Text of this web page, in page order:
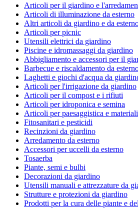
Articoli per il giardino e
Articoli di illuminazione da esterno
Altri articoli da giardino e da
Articoli per picnic
Utensili elettrici da giardino
Piscine e idromassaggi da giardino
Abbigliamento e accessori per il
Barbecue e riscaldamento da
Laghetti e giochi d'acqua da
Articoli per l'irrigazione da giardino
Articoli per il compost e i rifiuti
Articoli per idroponica e semina
Articoli per paesaggistica e
Fitosanitari e pesticidi
Recinzioni da giardino
Arredamento da esterno
Accessori per uccelli da esterno
Tosaerba
Piante, semi e bulbi
Decorazioni da giardino
Utensili manuali e attrezzature da
Strutture e protezioni da giardino
Prodotti per la cura delle piante e